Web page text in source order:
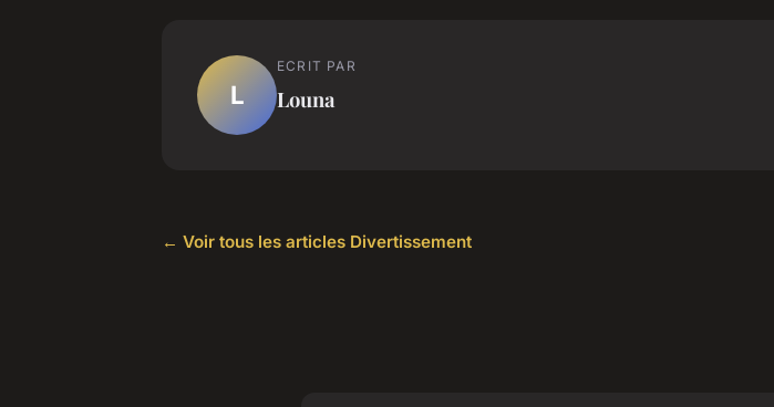
L
ECRIT PAR
Louna
← Voir tous les articles Divertissement